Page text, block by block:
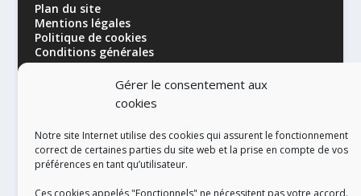
Gérer le consentement aux
cookies
Notre site Internet utilise des cookies qui assurent le fonctionnement
correct de certaines parties du site web et la prise en compte de vos
préférences en tant qu’utilisateur.
Plan du site
Mentions légales
Politique de cookies
Conditions générales